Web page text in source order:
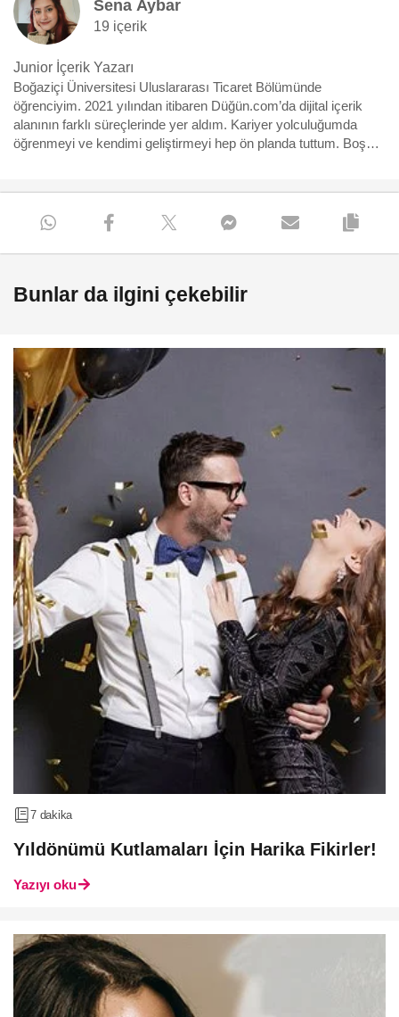
Sena Aybar
19 içerik
Junior İçerik Yazarı
Boğaziçi Üniversitesi Uluslararası Ticaret Bölümünde
öğrenciyim. 2021 yılından itibaren Düğün.com’da dijital içerik
alanının farklı süreçlerinde yer aldım. Kariyer yolculuğumda
öğrenmeyi ve kendimi geliştirmeyi hep ön planda tuttum. Boş
hissediyorum.
Bunlar da ilgini çekebilir
7 dakika
Yıldönümü Kutlamaları İçin Harika Fikirler!
Yazıyı oku